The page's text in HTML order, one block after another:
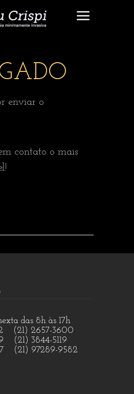
enviar o
contato o mais
das 8h às 17h
(21) 2657-3600
(21) 3844-5119
(21) 97289-9582